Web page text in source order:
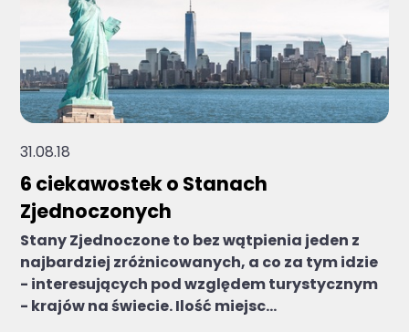
31.08.18
6 ciekawostek o Stanach
Zjednoczonych
Stany Zjednoczone to bez wątpienia jeden z
najbardziej zróżnicowanych, a co za tym idzie
- interesujących pod względem turystycznym
- krajów na świecie. Ilość miejsc...